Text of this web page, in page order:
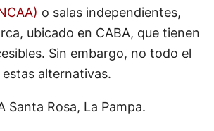
o salas independientes,
ubicado en CABA, que tienen
Sin embargo, no todo el
alternativas.